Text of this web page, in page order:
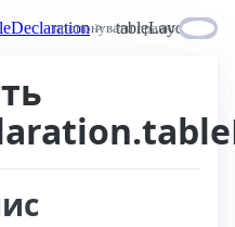
tableLayout
пропонувати правки